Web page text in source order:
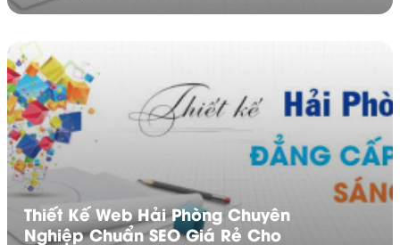
Website Khách Sạn Chuyên Nghiệp
Thiết Kế Web Hải Phòng Chuyên
Nghiệp Chuẩn SEO Giá Rẻ Cho